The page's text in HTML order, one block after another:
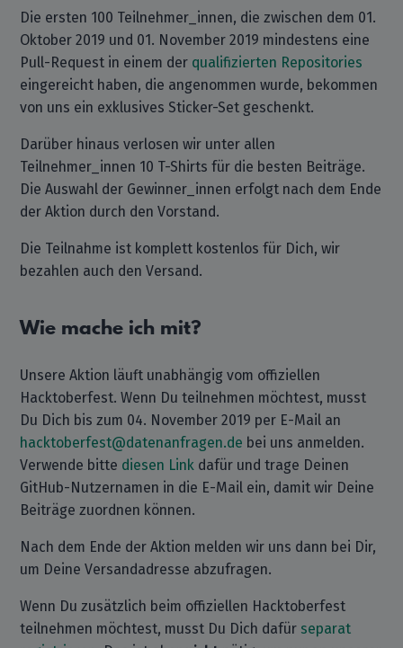
Die ersten 100 Teilnehmer_innen, die zwischen dem 01.
Oktober 2019 und 01. November 2019 mindestens eine
Pull-Request in einem der qualifizierten Repositories
eingereicht haben, die angenommen wurde, bekommen
von uns ein exklusives Sticker-Set geschenkt.
Darüber hinaus verlosen wir unter allen
Teilnehmer_innen 10 T-Shirts für die besten Beiträge.
Die Auswahl der Gewinner_innen erfolgt nach dem Ende
der Aktion durch den Vorstand.
Die Teilnahme ist komplett kostenlos für Dich, wir
bezahlen auch den Versand.
Wie mache ich mit?
Unsere Aktion läuft unabhängig vom offiziellen
Hacktoberfest. Wenn Du teilnehmen möchtest, musst
Du Dich bis zum 04. November 2019 per E-Mail an
hacktoberfest@datenanfragen.de bei uns anmelden.
Verwende bitte diesen Link dafür und trage Deinen
GitHub-Nutzernamen in die E-Mail ein, damit wir Deine
Beiträge zuordnen können.
Nach dem Ende der Aktion melden wir uns dann bei Dir,
um Deine Versandadresse abzufragen.
Wenn Du zusätzlich beim offiziellen Hacktoberfest
teilnehmen möchtest, musst Du Dich dafür separat